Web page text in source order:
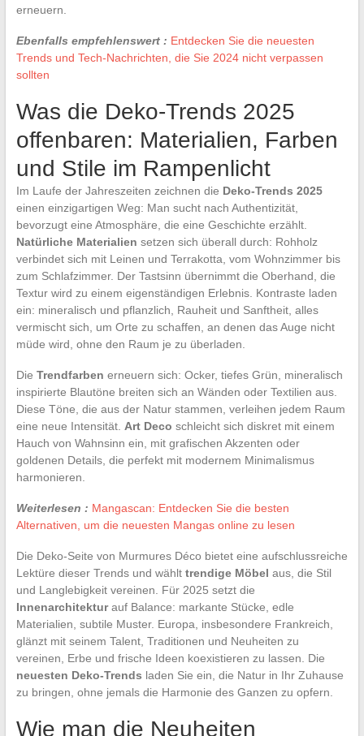
erneuern.
Ebenfalls empfehlenswert : Entdecken Sie die neuesten
Trends und Tech-Nachrichten, die Sie 2024 nicht verpassen
sollten
Was die Deko-Trends 2025
offenbaren: Materialien, Farben
und Stile im Rampenlicht
Im Laufe der Jahreszeiten zeichnen die Deko-Trends 2025
einen einzigartigen Weg: Man sucht nach Authentizität,
bevorzugt eine Atmosphäre, die eine Geschichte erzählt.
Natürliche Materialien setzen sich überall durch: Rohholz
verbindet sich mit Leinen und Terrakotta, vom Wohnzimmer bis
zum Schlafzimmer. Der Tastsinn übernimmt die Oberhand, die
Textur wird zu einem eigenständigen Erlebnis. Kontraste laden
ein: mineralisch und pflanzlich, Rauheit und Sanftheit, alles
vermischt sich, um Orte zu schaffen, an denen das Auge nicht
müde wird, ohne den Raum je zu überladen.
Die Trendfarben erneuern sich: Ocker, tiefes Grün, mineralisch
inspirierte Blautöne breiten sich an Wänden oder Textilien aus.
Diese Töne, die aus der Natur stammen, verleihen jedem Raum
eine neue Intensität. Art Deco schleicht sich diskret mit einem
Hauch von Wahnsinn ein, mit grafischen Akzenten oder
goldenen Details, die perfekt mit modernem Minimalismus
harmonieren.
Weiterlesen : Mangascan: Entdecken Sie die besten
Alternativen, um die neuesten Mangas online zu lesen
Die Deko-Seite von Murmures Déco bietet eine aufschlussreiche
Lektüre dieser Trends und wählt trendige Möbel aus, die Stil
und Langlebigkeit vereinen. Für 2025 setzt die
Innenarchitekturauf Balance: markante Stücke, edle
Materialien, subtile Muster. Europa, insbesondere Frankreich,
glänzt mit seinem Talent, Traditionen und Neuheiten zu
vereinen, Erbe und frische Ideen koexistieren zu lassen. Die
neuesten Deko-Trends laden Sie ein, die Natur in Ihr Zuhause
zu bringen, ohne jemals die Harmonie des Ganzen zu opfern.
Wie man die Neuheiten